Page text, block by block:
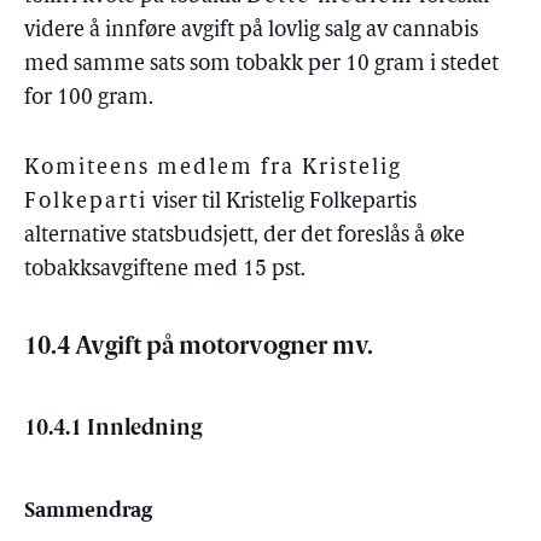
videre å innføre avgift på lovlig salg av cannabis
med samme sats som tobakk per 10 gram i stedet
for 100 gram.
Komiteens medlem fra Kristelig
Folkeparti viser til Kristelig Folkepartis
alternative statsbudsjett, der det foreslås å øke
tobakksavgiftene med 15 pst.
10.4 Avgift på motorvogner mv.
10.4.1 Innledning
Sammendrag